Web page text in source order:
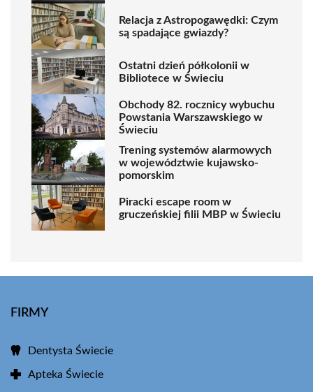
Relacja z Astropogawędki: Czym
są spadające gwiazdy?
Ostatni dzień półkolonii w
Bibliotece w Świeciu
Obchody 82. rocznicy wybuchu
Powstania Warszawskiego w
Świeciu
Trening systemów alarmowych
w województwie kujawsko-
pomorskim
Piracki escape room w
gruczeńskiej filii MBP w Świeciu
FIRMY
Dentysta Świecie
Apteka Świecie